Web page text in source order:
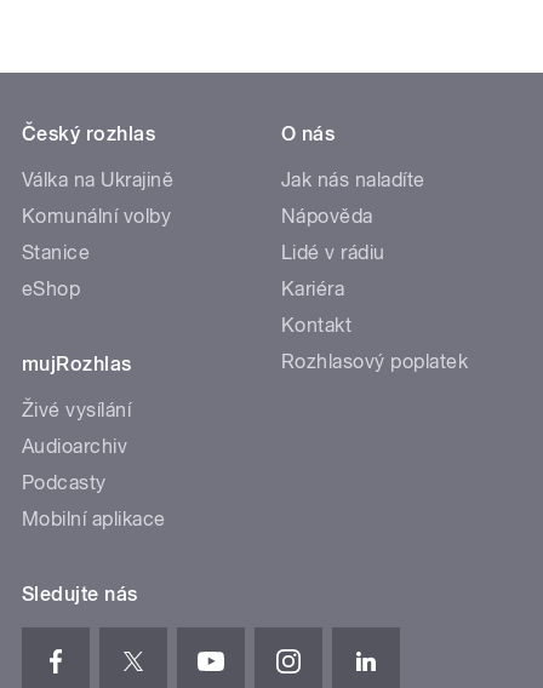
Český rozhlas
Válka na Ukrajině
Komunální volby
Stanice
eShop
mujRozhlas
Živé vysílání
Audioarchiv
Podcasty
Mobilní aplikace
O nás
Jak nás naladíte
Nápověda
Lidé v rádiu
Kariéra
Kontakt
Rozhlasový poplatek
Sledujte nás